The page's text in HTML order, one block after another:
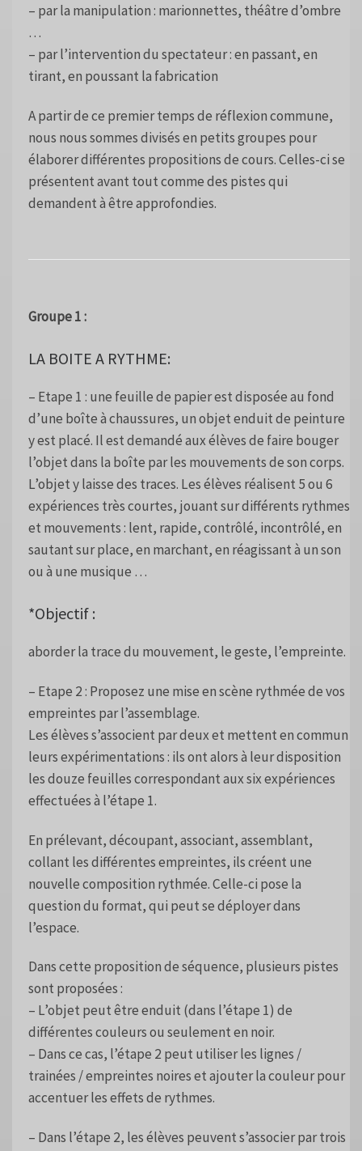
– par la manipulation : marionnettes, théâtre d’ombre
…
– par l’intervention du spectateur : en passant, en
tirant, en poussant la fabrication
A partir de ce premier temps de réflexion commune,
nous nous sommes divisés en petits groupes pour
élaborer différentes propositions de cours. Celles-ci se
présentent avant tout comme des pistes qui
demandent à être approfondies.
Groupe 1 :
LA BOITE A RYTHME:
– Etape 1 : une feuille de papier est disposée au fond
d’une boîte à chaussures, un objet enduit de peinture
y est placé. Il est demandé aux élèves de faire bouger
l’objet dans la boîte par les mouvements de son corps.
L’objet y laisse des traces. Les élèves réalisent 5 ou 6
expériences très courtes, jouant sur différents rythmes
et mouvements : lent, rapide, contrôlé, incontrôlé, en
sautant sur place, en marchant, en réagissant à un son
ou à une musique …
*Objectif :
aborder la trace du mouvement, le geste, l’empreinte.
– Etape 2 : Proposez une mise en scène rythmée de vos
empreintes par l’assemblage.
Les élèves s’associent par deux et mettent en commun
leurs expérimentations : ils ont alors à leur disposition
les douze feuilles correspondant aux six expériences
effectuées à l’étape 1.
En prélevant, découpant, associant, assemblant,
collant les différentes empreintes, ils créent une
nouvelle composition rythmée. Celle-ci pose la
question du format, qui peut se déployer dans
l’espace.
Dans cette proposition de séquence, plusieurs pistes
sont proposées :
– L’objet peut être enduit (dans l’étape 1) de
différentes couleurs ou seulement en noir.
– Dans ce cas, l’étape 2 peut utiliser les lignes /
trainées / empreintes noires et ajouter la couleur pour
accentuer les effets de rythmes.
– Dans l’étape 2, les élèves peuvent s’associer par trois